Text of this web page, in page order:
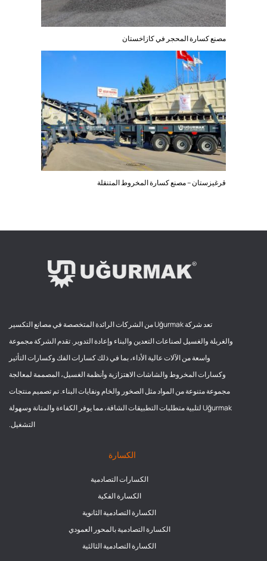
مصنع كسارة المحجر في كازاخستان
قرغيزستان – مصنع كسارة المخروط المتنقلة
تعد شركة Uğurmak من الشركات الرائدة المتخصصة في مصانع التكسير
والغربلة والغسيل لصناعات التعدين والبناء وإعادة التدوير. تقدم الشركة مجموعة
واسعة من الآلات عالية الأداء، بما في ذلك كسارات الفك وكسارات التأثير
وكسارات المخروط والشاشات الاهتزازية وأنظمة الغسيل، المصممة لمعالجة
مجموعة متنوعة من المواد مثل الصخور والخام ونفايات البناء. تم تصميم منتجات
Uğurmak لتلبية متطلبات التطبيقات الشاقة، مما يوفر الكفاءة والمتانة وسهولة
التشغيل.
الكسارة
الكسارات التصادمية
الكسارة الفكية
الكسارة التصادمية الثانوية
الكسارة التصادمية بالمحور العمودي
الكسارة التصادمية الثالثية